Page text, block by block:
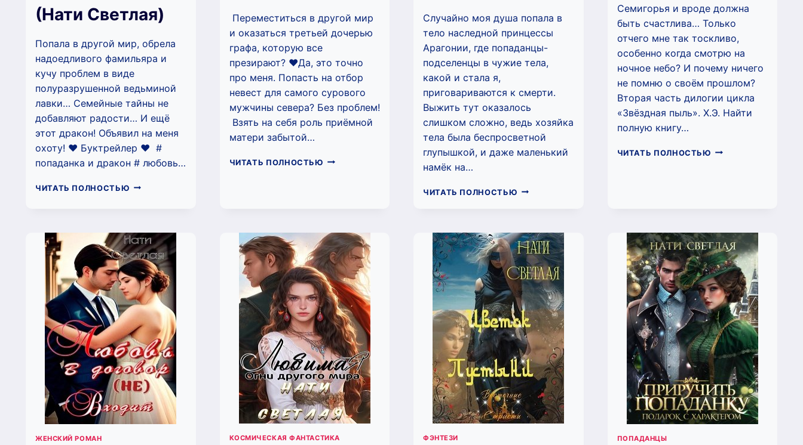
(Нати Светлая)
Попала в другой мир, обрела
надоедливого фамильяра и
кучу проблем в виде
полуразрушенной ведьминой
лавки… Семейные тайны не
добавляют радости… И ещё
этот дракон! Объявил на меня
охоту! ❤️ Буктрейлер ❤️ #
попаданка и дракон # любовь…
ЧИТАТЬ ПОЛНОСТЬЮ ЛАВКА
СЮРПРИЗОМ.
(НАТИ
СВЕТЛАЯ)
‍ Переместиться в другой мир
и оказаться третьей дочерью
графа, которую все
презирают? ‍❤️‍Да, это точно
про меня. Попасть на отбор
невест для самого сурового
мужчины севера? Без проблем!
‍ Взять на себя роль приёмной
матери забытой…
ЧИТАТЬ ПОЛНОСТЬЮ НЕВЕСТА
Случайно моя душа попала в
тело наследной принцессы
Арагонии, где попаданцы-
подселенцы в чужие тела,
какой и стала я,
приговариваются к смерти.
Выжить тут оказалось
слишком сложно, ведь хозяйка
тела была беспросветной
глупышкой, и даже маленький
намёк на…
ЧИТАТЬ ПОЛНОСТЬЮ ЕЁ
СВЕТЛАЯ)
Семигорья и вроде должна
быть счастлива… Только
отчего мне так тоскливо,
особенно когда смотрю на
ночное небо? И почему ничего
не помню о своём прошлом?
Вторая часть дилогии цикла
«Звёздная пыль». Х.Э. Найти
полную книгу…
ЧИТАТЬ ПОЛНОСТЬЮ ЭЛОЯ.ПУТЬ
ЖЕНСКИЙ РОМАН КОСМИЧЕСКАЯ ФАНТАСТИКА ФЭНТЕЗИ ПОПАДАНЦЫ